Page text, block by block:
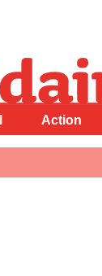
Action